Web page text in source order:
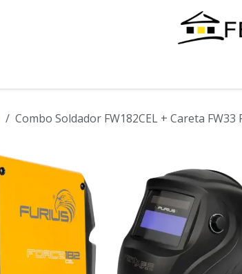
Combo Soldador FW182CEL + Careta FW33